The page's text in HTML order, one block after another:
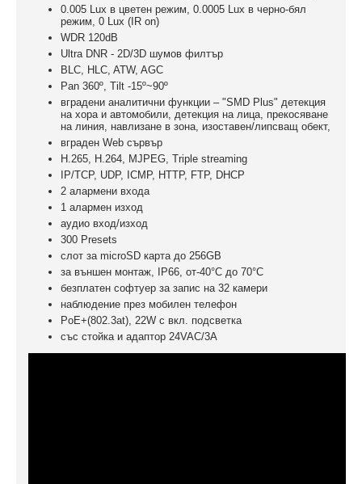
0.005 Lux в цветен режим, 0.0005 Lux в черно-бял
режим, 0 Lux (IR on)
WDR 120dB
Ultra DNR - 2D/3D шумов филтър
BLC, HLC, ATW, AGC
Pan 360º, Tilt -15º~90º
вградени аналитични функции – "SMD Plus" детекция
на хора и автомобили, детекция на лица, прекосяване
на линия, навлизане в зона, изоставен/липсващ обект,
вграден Web сървър
H.265, H.264, MJPEG, Triple streaming
IP/TCP, UDP, ICMP, HTTP, FTP, DHCP
2 aлармени входа
1 алармен изход
аудио вход/изход
300 Presets
слот за microSD карта до 256GB
за външен монтаж, IP66, от-40°C до 70°C
безплатен софтуер за запис на 32 камери
наблюдение през мобилен телефон
PoE+(802.3at), 22W с вкл. подсветка
със стойка и адаптор 24VAC/3A